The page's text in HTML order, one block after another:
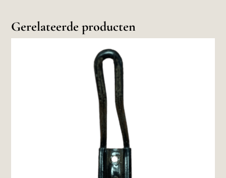
Gerelateerde producten